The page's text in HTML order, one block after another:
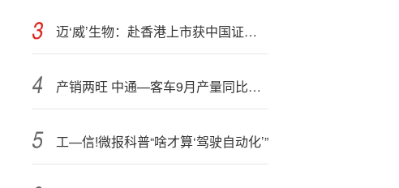
迈‘威’生物：赴香港上市获中国证监会备案通知书，中信证券、海通国际联席保荐
产销两旺 中通—客车9月产量同比增34.57%，销量同比涨36.88%
工—信!微报科普“啥才算‘驾驶自动化’”